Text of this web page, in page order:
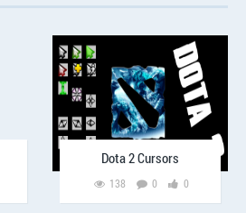
Dota 2 Cursors
138 0 0